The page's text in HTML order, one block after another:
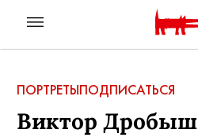
ПОРТРЕТЫПОДПИСАТЬСЯ
Виктор Дробыш